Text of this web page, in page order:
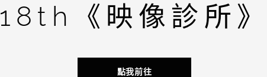
18th《映像診所
點我前往